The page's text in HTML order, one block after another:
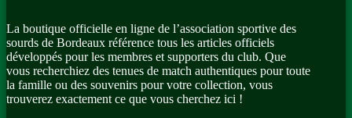
La boutique officielle en ligne de l’association sportive des
sourds de Bordeaux référence tous les articles officiels
développés pour les membres et supporters du club. Que
vous recherchiez des tenues de match authentiques pour toute
la famille ou des souvenirs pour votre collection, vous
trouverez exactement ce que vous cherchez ici !